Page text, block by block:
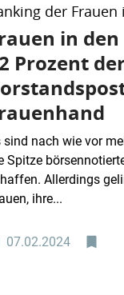
der
in
Prozent
sind nach wie vor
Spitze
Allerdings
ihre...
07.02.2024